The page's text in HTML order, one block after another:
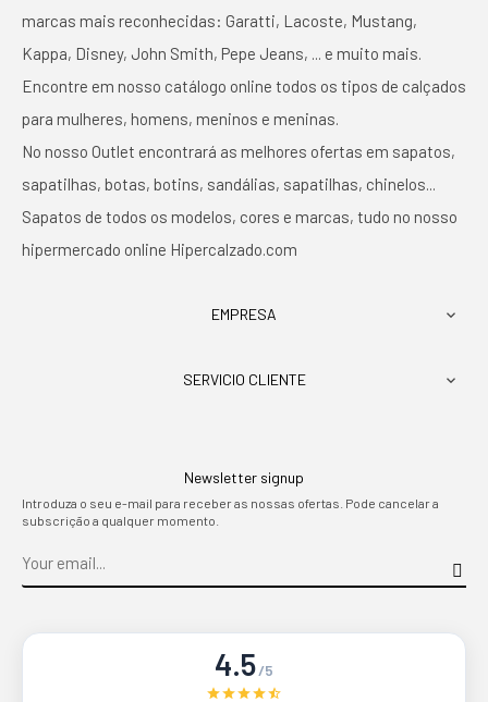
marcas mais reconhecidas: Garatti, Lacoste, Mustang,
Kappa, Disney, John Smith, Pepe Jeans, ... e muito mais.
Encontre em nosso catálogo online todos os tipos de calçados
para mulheres, homens, meninos e meninas.
No nosso Outlet encontrará as melhores ofertas em sapatos,
sapatilhas, botas, botins, sandálias, sapatilhas, chinelos...
Sapatos de todos os modelos, cores e marcas, tudo no nosso
hipermercado online Hipercalzado.com
EMPRESA 
SERVICIO CLIENTE 
Newsletter signup
Introduza o seu e-mail para receber as nossas ofertas. Pode cancelar a
subscrição a qualquer momento.
4.5/5